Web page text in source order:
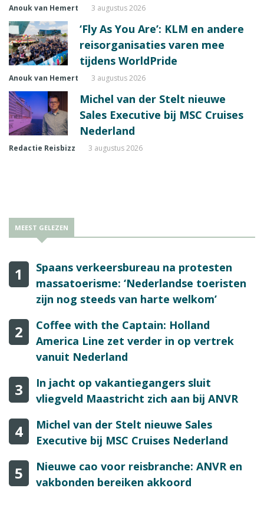
Anouk van Hemert 3 augustus 2026
‘Fly As You Are’: KLM en andere
reisorganisaties varen mee
tijdens WorldPride
Anouk van Hemert 3 augustus 2026
Michel van der Stelt nieuwe
Sales Executive bij MSC Cruises
Nederland
Redactie Reisbizz 3 augustus 2026
MEEST GELEZEN
1
Spaans verkeersbureau na protesten
massatoerisme: ‘Nederlandse toeristen
zijn nog steeds van harte welkom’
2
Coffee with the Captain: Holland
America Line zet verder in op vertrek
vanuit Nederland
3
In jacht op vakantiegangers sluit
vliegveld Maastricht zich aan bij ANVR
4
Michel van der Stelt nieuwe Sales
Executive bij MSC Cruises Nederland
5
Nieuwe cao voor reisbranche: ANVR en
vakbonden bereiken akkoord